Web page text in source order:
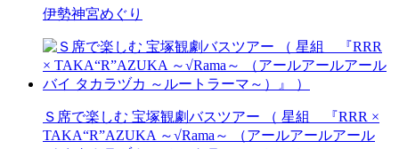
伊勢神宮めぐり
Ｓ席で楽しむ 宝塚観劇バスツアー （ 星組 『RRR ×
TAKA“R”AZUKA ～√Rama～ （アールアールアール